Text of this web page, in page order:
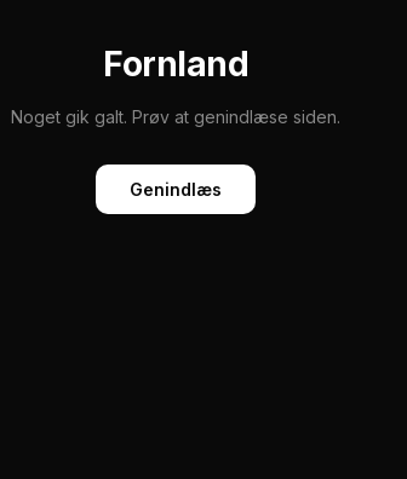
Fornland
Noget gik galt. Prøv at genindlæse siden.
Genindlæs